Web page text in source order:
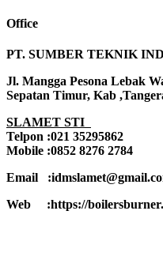
Office
PT. SUMBER TEKNIK
Jl. Mangga Pesona Lebak
Sepatan Timur, Kab
SLAMET STI
Telpon :021 35295862
Mobile :0852 8276 2784
Email
Web :https://